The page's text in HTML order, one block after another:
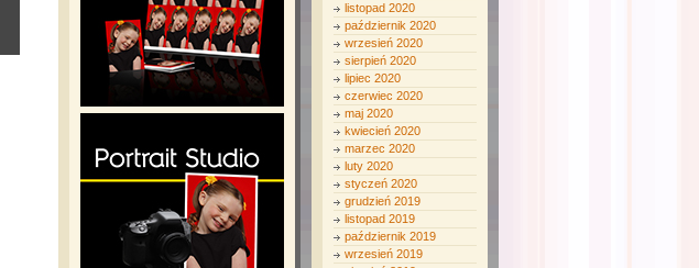
listopad 2020
październik 2020
wrzesień 2020
sierpień 2020
lipiec 2020
czerwiec 2020
maj 2020
kwiecień 2020
marzec 2020
luty 2020
styczeń 2020
grudzień 2019
listopad 2019
październik 2019
wrzesień 2019